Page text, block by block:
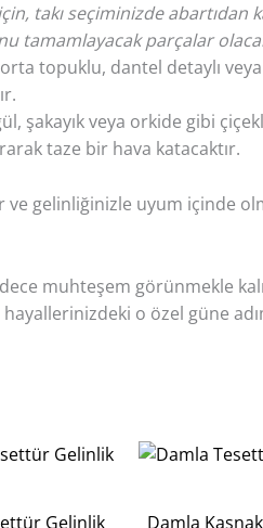
takı seçiminizde abartıdan
tamamlayacak parçalar
topuklu, dantel detaylı
şakayık veya orkide gibi
taze bir hava katacaktır.
ve gelinliğinizle uyum içinde
muhteşem görünmekle
o özel güne
Gelinlik
Damla